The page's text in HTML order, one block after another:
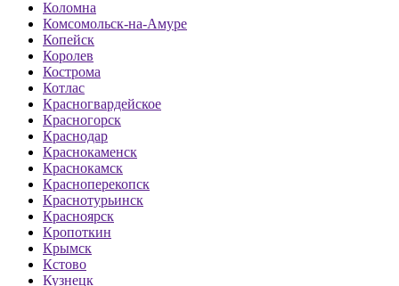
Коломна
Комсомольск-на-Амуре
Копейск
Королев
Кострома
Котлас
Красногвардейское
Красногорск
Краснодар
Краснокаменск
Краснокамск
Красноперекопск
Краснотурьинск
Красноярск
Кропоткин
Крымск
Кстово
Кузнецк